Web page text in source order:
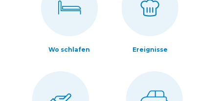
Wo schlafen Ereignisse